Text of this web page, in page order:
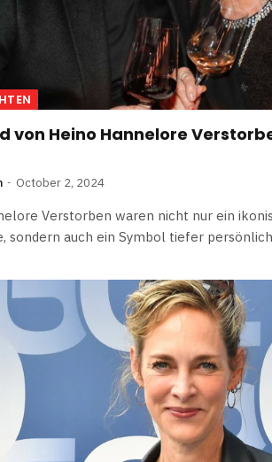
von Heino Hannelore
October 2, 2024
Verstorben waren nicht nur ein
sondern auch ein Symbol tiefer